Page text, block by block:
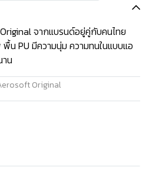
จากแบรนด์อยู่คู่กับคนไทย
PU มีความนุ่ม ความทนในแบบแอ
น
Original